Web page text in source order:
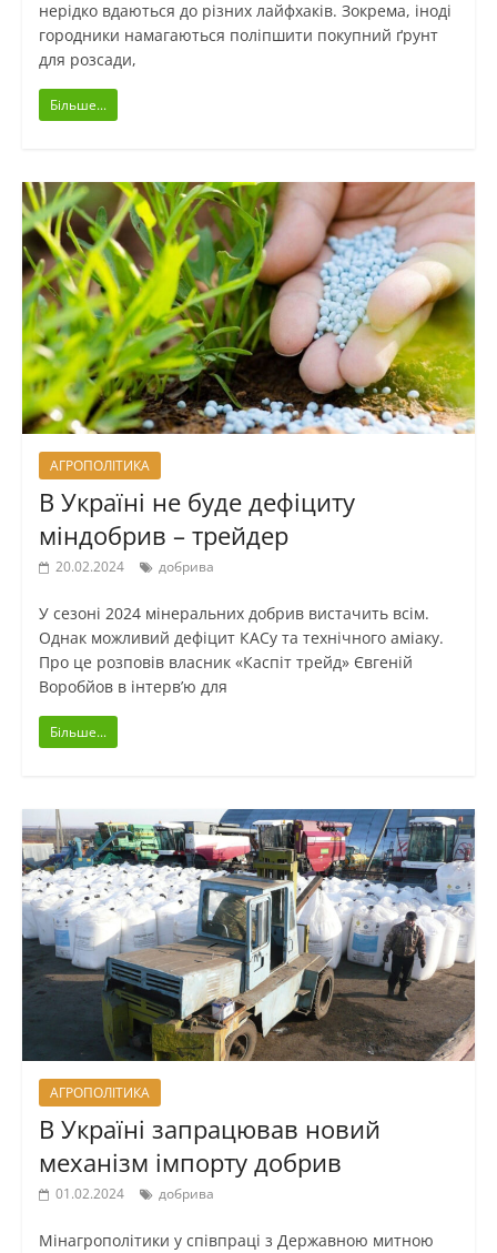
нерідко вдаються до різних лайфхаків. Зокрема, іноді
городники намагаються поліпшити покупний ґрунт
для розсади,
Більше...
АГРОПОЛІТИКА
В Україні не буде дефіциту
міндобрив – трейдер
20.02.2024 добрива
У сезоні 2024 мінеральних добрив вистачить всім.
Однак можливий дефіцит КАСу та технічного аміаку.
Про це розповів власник «Каспіт трейд» Євгеній
Воробйов в інтерв’ю для
Більше...
АГРОПОЛІТИКА
В Україні запрацював новий
механізм імпорту добрив
01.02.2024 добрива
Мінагрополітики у співпраці з Державною митною